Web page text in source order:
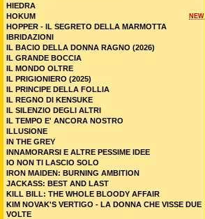
HIEDRA
NEW
HOKUM
HOPPER - IL SEGRETO DELLA MARMOTTA
IBRIDAZIONI
IL BACIO DELLA DONNA RAGNO (2026)
IL GRANDE BOCCIA
IL MONDO OLTRE
IL PRIGIONIERO (2025)
IL PRINCIPE DELLA FOLLIA
IL REGNO DI KENSUKE
IL SILENZIO DEGLI ALTRI
IL TEMPO E' ANCORA NOSTRO
ILLUSIONE
IN THE GREY
INNAMORARSI E ALTRE PESSIME IDEE
IO NON TI LASCIO SOLO
IRON MAIDEN: BURNING AMBITION
JACKASS: BEST AND LAST
KILL BILL: THE WHOLE BLOODY AFFAIR
KIM NOVAK'S VERTIGO - LA DONNA CHE VISSE DUE
VOLTE